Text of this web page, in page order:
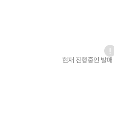
현재 진행중인 발매